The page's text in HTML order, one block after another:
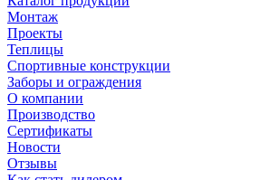
Монтаж
Проекты
Теплицы
Спортивные конструкции
Заборы и ограждения
О компании
Производство
Сертификаты
Новости
Отзывы